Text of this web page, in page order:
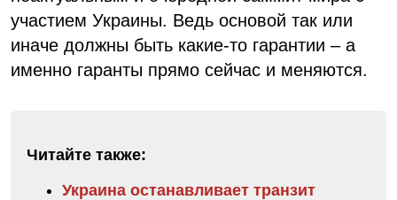
участием Украины. Ведь основой так или
иначе должны быть какие-то гарантии – а
именно гаранты прямо сейчас и меняются.
Читайте также:
Украина останавливает транзит